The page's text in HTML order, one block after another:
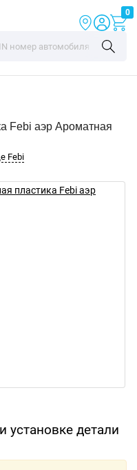
0
Febi аэр Ароматная
Febi
установке детали